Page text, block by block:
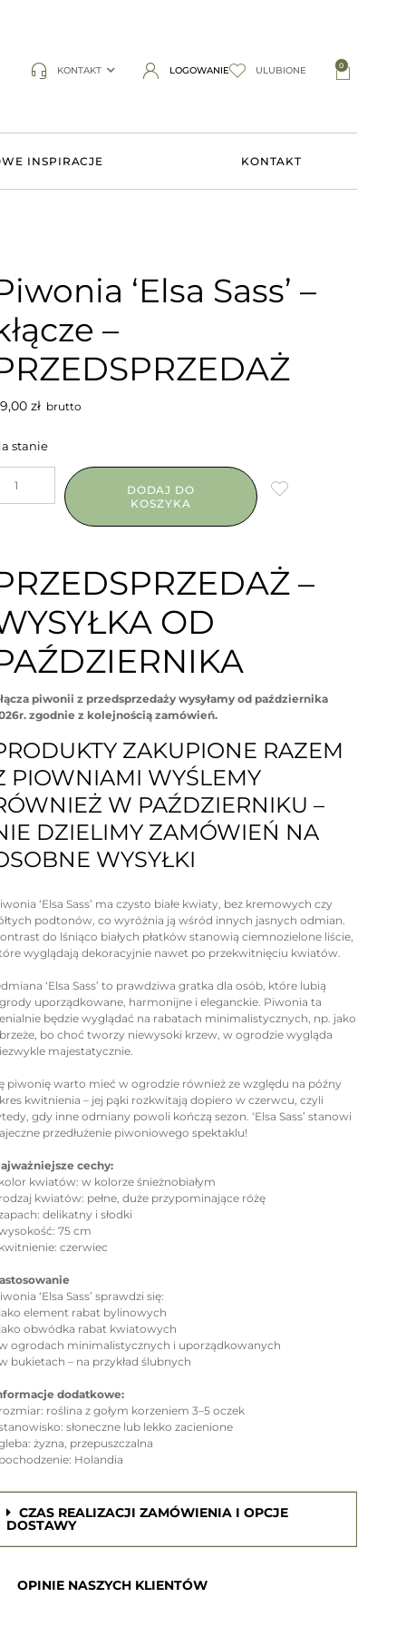
KONTAKT LOGOWANIE ULUBIONE 0
INSPIRACJE KONTAKT
‘Elsa Sass’ –
–
złbrutto
stanie
DODAJ DO
KOSZYKA
–
OD
piwonii z przedsprzedaży wysyłamy od października
zgodnie z kolejnością zamówień.
ZAKUPIONE RAZEM
PIOWNIAMI WYŚLEMY
W PAŹDZIERNIKU –
DZIELIMY ZAMÓWIEŃ NA
WYSYŁKI
‘Elsa Sass’ ma czysto białe kwiaty, bez kremowych czy
podtonów, co wyróżnia ją wśród innych jasnych odmian.
do lśniąco białych płatków stanowią ciemnozielone liście,
wyglądają dekoracyjnie nawet po przekwitnięciu kwiatów.
‘Elsa Sass’ to prawdziwa gratka dla osób, które lubią
uporządkowane, harmonijne i eleganckie. Piwonia ta
będzie wyglądać na rabatach minimalistycznych, np. jako
bo choć tworzy niewysoki krzew, w ogrodzie wygląda
majestatycznie.
piwonię warto mieć w ogrodzie również ze względu na późny
kwitnienia – jej pąki rozkwitają dopiero w czerwcu, czyli
gdy inne odmiany powoli kończą sezon. ‘Elsa Sass’ stanowi
przedłużenie piwoniowego spektaklu!
cechy:
kolor kwiatów: w kolorze śnieżnobiałym
rodzaj kwiatów: pełne, duże przypominające różę
zapach: delikatny i słodki
wysokość: 75 cm
kwitnienie: czerwiec
‘Elsa Sass’ sprawdzi się:
jako element rabat bylinowych
jako obwódka rabat kwiatowych
w ogrodach minimalistycznych i uporządkowanych
w bukietach – na przykład ślubnych
dodatkowe:
rozmiar: roślina z gołym korzeniem 3–5 oczek
stanowisko: słoneczne lub lekko zacienione
gleba: żyzna, przepuszczalna
pochodzenie: Holandia
CZAS REALIZACJI ZAMÓWIENIA I OPCJE
DOSTAWY
OPINIE NASZYCH KLIENTÓW